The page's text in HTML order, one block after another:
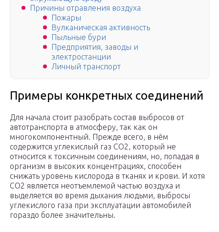
Причины отравления воздуха
Пожары
Вулканическая активность
Пыльные бури
Предприятия, заводы и
электростанции
Личный транспорт
Примеры конкретных соединений
Для начала стоит разобрать состав выбросов от
автотранспорта в атмосферу, так как он
многокомпонентный. Прежде всего, в нём
содержится углекислый газ СО2, который не
относится к токсичным соединениям, но, попадая в
организм в высоких концентрациях, способен
снижать уровень кислорода в тканях и крови. И хотя
СО2 является неотъемлемой частью воздуха и
выделяется во время дыхания людьми, выбросы
углекислого газа при эксплуатации автомобилей
гораздо более значительны.